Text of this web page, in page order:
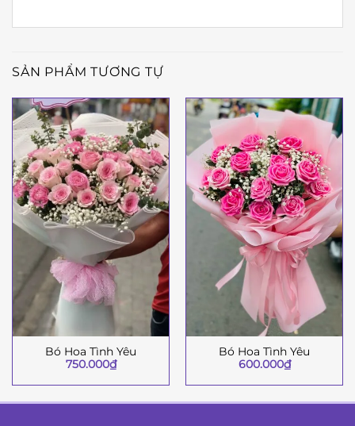
SẢN PHẨM TƯƠNG TỰ
Bó Hoa Tình Yêu
750.000₫
Bó Hoa Tình Yêu
600.000₫